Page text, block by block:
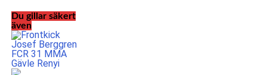
Du gillar säkert
även